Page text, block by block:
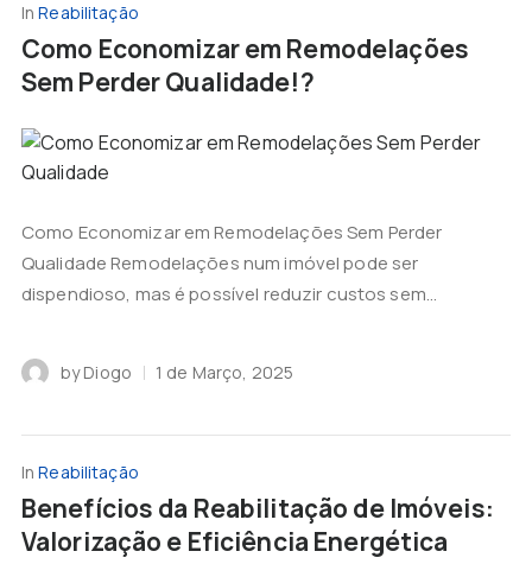
In Reabilitação
Como Economizar em Remodelações
Sem Perder Qualidade!?
Como Economizar em Remodelações Sem Perder
Qualidade Remodelações num imóvel pode ser
dispendioso, mas é possível reduzir custos sem...
by Diogo 1 de Março, 2025
In Reabilitação
Benefícios da Reabilitação de Imóveis:
Valorização e Eficiência Energética